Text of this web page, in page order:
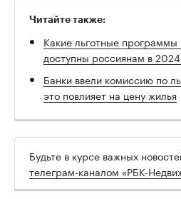
Читайте также:
Какие льготные программы
доступны россиянам в
Банки ввели комиссию по
это повлияет на цену жилья
Будьте в курсе важных
телеграм-каналом «РБК-